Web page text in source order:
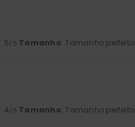
: 5/5 Tamanho: Tamanho perfeito
: 4/5 Tamanho: Tamanho perfeito